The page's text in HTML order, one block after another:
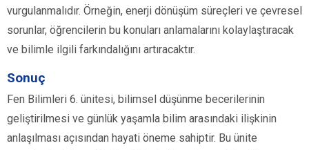
vurgulanmalıdır. Örneğin, enerji dönüşüm süreçleri ve çevresel
sorunlar, öğrencilerin bu konuları anlamalarını kolaylaştıracak
ve bilimle ilgili farkındalığını artıracaktır.
Sonuç
Fen Bilimleri 6. ünitesi, bilimsel düşünme becerilerinin
geliştirilmesi ve günlük yaşamla bilim arasındaki ilişkinin
anlaşılması açısından hayati öneme sahiptir. Bu ünite